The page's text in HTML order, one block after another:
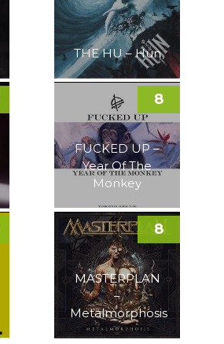
THE HU – Hun
FUCKED UP –
Year Of The
Monkey
8
MASTERPLAN
–
Metalmorphosis
8